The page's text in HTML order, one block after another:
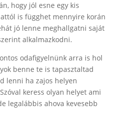
hogy jól esne egy kis
is függhet mennyire korán
jó lenne meghallgatni saját
alkalmazkodni.
odafigyelnünk arra is hol
benne te is tapasztaltad
lenni ha zajos helyen
keress olyan helyet ami
legalábbis ahova kevesebb